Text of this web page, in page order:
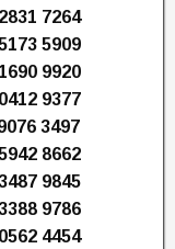
7264
5909
9920
9377
3497
8662
9845
9786
4454